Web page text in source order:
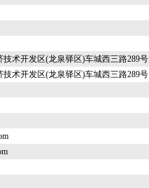
技术开发区(龙泉驿区)车城西三路289号
技术开发区(龙泉驿区)车城西三路289号